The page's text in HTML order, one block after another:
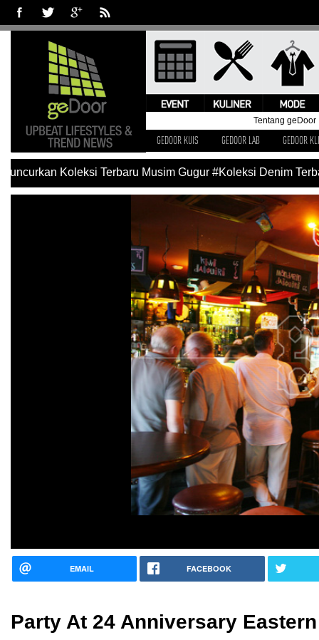
Tentang geDoor
GEDOOR KUIS GEDOOR LAB GEDOOR
Koleksi Terbaru Musim Gugur #Koleksi Denim
EMAIL FACEBOOK
Party At 24 Anniversary